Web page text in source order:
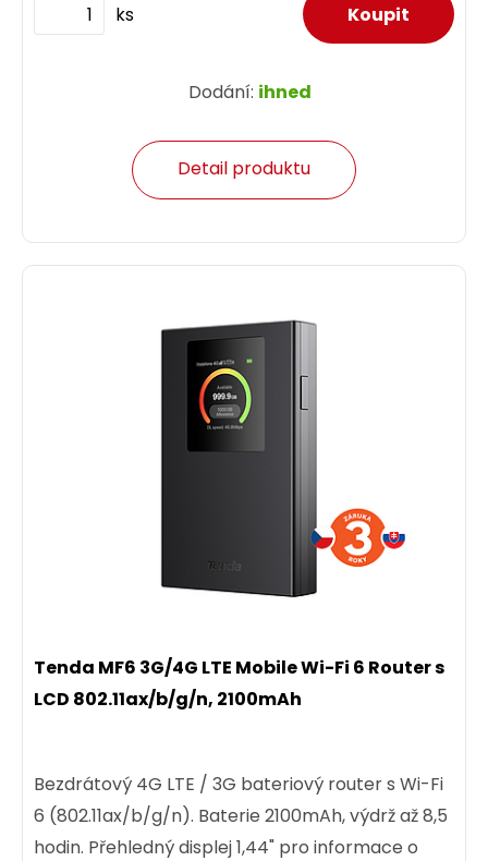
ks
Dodání: ihned
Detail produktu
Tenda MF6 3G/4G LTE Mobile Wi-Fi 6 Router s
LCD 802.11ax/b/g/n, 2100mAh
Bezdrátový 4G LTE / 3G bateriový router s Wi-Fi
6 (802.11ax/b/g/n). Baterie 2100mAh, výdrž až 8,5
hodin. Přehledný displej 1,44" pro informace o